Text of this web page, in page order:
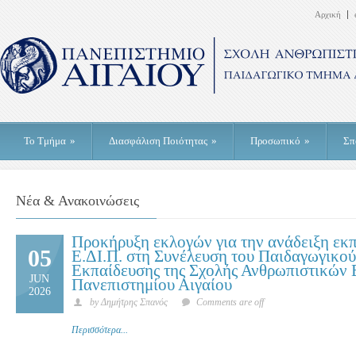
Αρχική
Το Τμήμα » Διασφάλιση Ποιότητας » Προσωπικό »
Νέα & Ανακοινώσεις
05
JUN
2026
Προκήρυξη εκλογών για την ανάδειξη
Ε.ΔΙ.Π. στη Συνέλευση του
Εκπαίδευσης της Σχολής Ανθρωπιστικών
Πανεπιστημίου Αιγαίου
by Δημήτρης Σπανός Comments are off
Περισσότερα...